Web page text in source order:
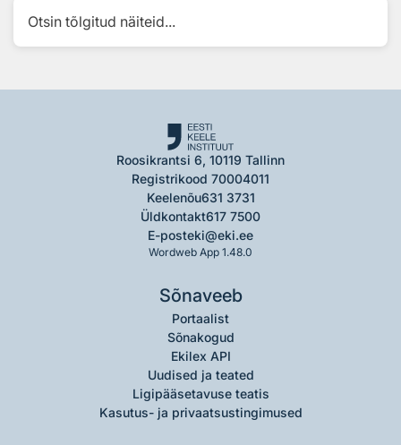
Otsin tõlgitud näiteid...
Roosikrantsi 6, 10119 Tallinn
Registrikood 70004011
Keelenõu631 3731
Üldkontakt617 7500
E-posteki@eki.ee
Wordweb App 1.48.0
Sõnaveeb
Portaalist
Sõnakogud
Ekilex API
Uudised ja teated
Ligipääsetavuse teatis
Kasutus- ja privaatsustingimused